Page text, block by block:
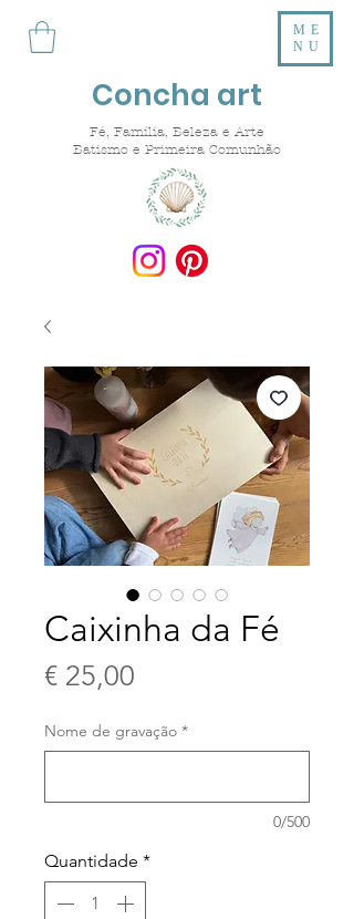
Concha art
ME
NU
Fé, Família, Beleza e Arte
Batismo e Primeira Comunhão
Caixinha da Fé
€ 25,00
Nome de gravação *
0/500
Quantidade *